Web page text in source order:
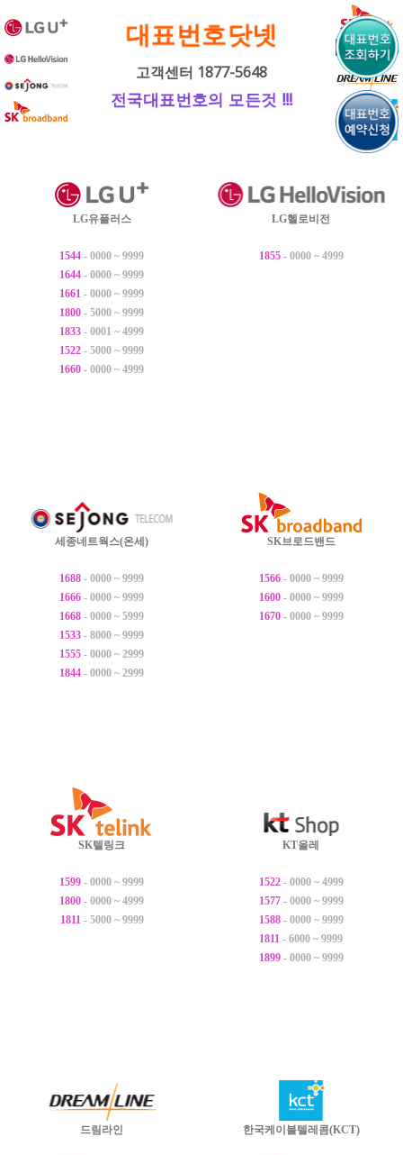
용
으
로
로
대표번호닷넷
고객센터 1877-5648
전국대표번호의 모든것 !!!
LG유플러스
1544 - 0000 ~ 9999
1644 - 0000 ~ 9999
1661 - 0000 ~ 9999
1800 - 5000 ~ 9999
1833 - 0001 ~ 4999
1522 - 5000 ~ 9999
1660 - 0000 ~ 4999
LG헬로비전
1855- 0000 ~ 4999
세종네트웍스(온세)
1688 - 0000 ~ 9999
1666 - 0000 ~ 9999
1668 - 0000 ~ 5999
1533 - 8000 ~ 9999
1555 - 0000 ~ 2999
1844 - 0000 ~ 2999
SK브로드밴드
1566- 0000 ~ 9999
1600- 0000 ~ 9999
1670- 0000 ~ 9999
SK텔링크
1599 - 0000 ~ 9999
1800 - 0000 ~ 4999
1811- 5000 ~ 9999
KT올레
1522- 0000 ~ 4999
1577- 0000 ~ 9999
1588- 0000 ~ 9999
1811 - 6000 ~ 9999
1899- 0000 ~ 9999
드림라인 한국케이블텔레콤(KCT)